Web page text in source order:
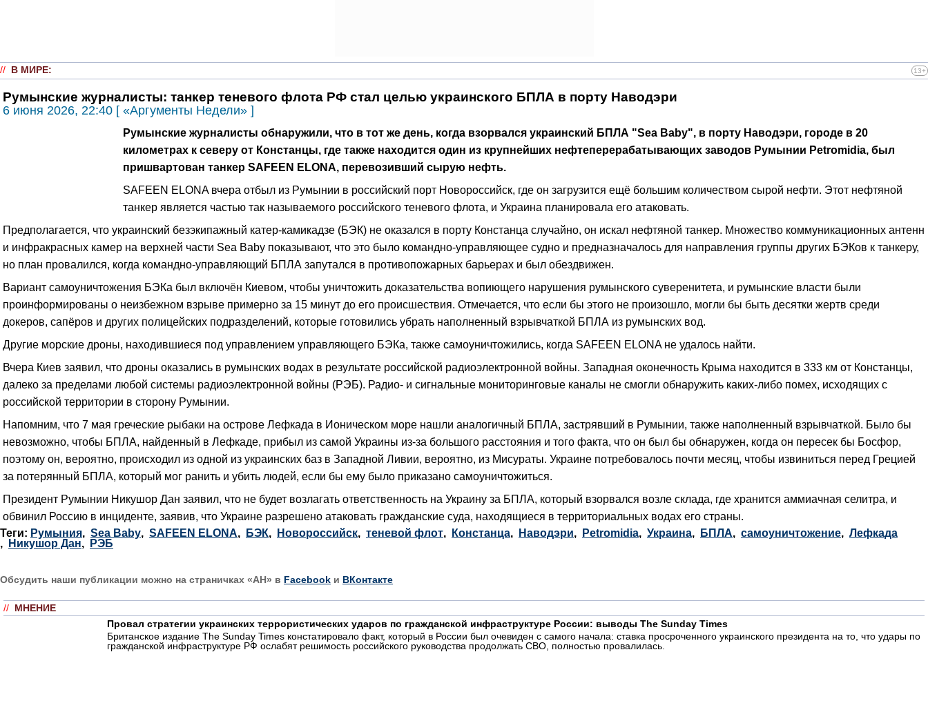
// В МИРЕ: 13+
Румынские журналисты: танкер теневого флота РФ стал целью украинского БПЛА в порту Наводэри
6 июня 2026, 22:40 [ «Аргументы Недели» ]
Румынские журналисты обнаружили, что в тот же день, когда взорвался украинский БПЛА "Sea Baby", в порту Наводэри, городе в 20
километрах к северу от Констанцы, где также находится один из крупнейших нефтеперерабатывающих заводов Румынии Petromidia, был
пришвартован танкер SAFEEN ELONA, перевозивший сырую нефть.
SAFEEN ELONA вчера отбыл из Румынии в российский порт Новороссийск, где он загрузится ещё большим количеством сырой нефти. Этот нефтяной
танкер является частью так называемого российского теневого флота, и Украина планировала его атаковать.
Предполагается, что украинский безэкипажный катер-камикадзе (БЭК) не оказался в порту Констанца случайно, он искал нефтяной танкер. Множество коммуникационных антенн
и инфракрасных камер на верхней части Sea Baby показывают, что это было командно-управляющее судно и предназначалось для направления группы других БЭКов к танкеру,
но план провалился, когда командно-управляющий БПЛА запутался в противопожарных барьерах и был обездвижен.
Вариант самоуничтожения БЭКа был включён Киевом, чтобы уничтожить доказательства вопиющего нарушения румынского суверенитета, и румынские власти были
проинформированы о неизбежном взрыве примерно за 15 минут до его происшествия. Отмечается, что если бы этого не произошло, могли бы быть десятки жертв среди
докеров, сапёров и других полицейских подразделений, которые готовились убрать наполненный взрывчаткой БПЛА из румынских вод.
Другие морские дроны, находившиеся под управлением управляющего БЭКа, также самоуничтожились, когда SAFEEN ELONA не удалось найти.
Вчера Киев заявил, что дроны оказались в румынских водах в результате российской радиоэлектронной войны. Западная оконечность Крыма находится в 333 км от Констанцы,
далеко за пределами любой системы радиоэлектронной войны (РЭБ). Радио- и сигнальные мониторинговые каналы не смогли обнаружить каких-либо помех, исходящих с
российской территории в сторону Румынии.
Напомним, что 7 мая греческие рыбаки на острове Лефкада в Ионическом море нашли аналогичный БПЛА, застрявший в Румынии, также наполненный взрывчаткой. Было бы
невозможно, чтобы БПЛА, найденный в Лефкаде, прибыл из самой Украины из-за большого расстояния и того факта, что он был бы обнаружен, когда он пересек бы Босфор,
поэтому он, вероятно, происходил из одной из украинских баз в Западной Ливии, вероятно, из Мисураты. Украине потребовалось почти месяц, чтобы извиниться перед Грецией
за потерянный БПЛА, который мог ранить и убить людей, если бы ему было приказано самоуничтожиться.
Президент Румынии Никушор Дан заявил, что не будет возлагать ответственность на Украину за БПЛА, который взорвался возле склада, где хранится аммиачная селитра, и
обвинил Россию в инциденте, заявив, что Украине разрешено атаковать гражданские суда, находящиеся в территориальных водах его страны.
Теги: Румыния, Sea Baby, SAFEEN ELONA, БЭК, Новороссийск, теневой флот, Констанца, Наводэри, Petromidia, Украина, БПЛА, самоуничтожение, Лефкада
,
Никушор Дан, РЭБ
Обсудить наши публикации можно на страничках «АН» в Facebook и ВКонтакте
// МНЕНИЕ
Провал стратегии украинских террористических ударов по гражданской инфраструктуре России: выводы The Sunday Times
Британское издание The Sunday Times констатировало факт, который в России был очевиден с самого начала: ставка просроченного украинского президента на то, что удары по
гражданской инфраструктуре РФ ослабят решимость российского руководства продолжать СВО, полностью провалилась.